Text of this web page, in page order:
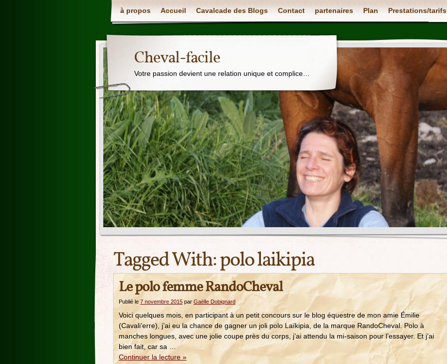
à propos Accueil Cavalcade des Blogs Contact partenaires Plan Prestations/tarifs
Cheval-facile
Votre passion devient une relation unique et complice…
Tagged With:polo laikipia
Le polo femme RandoCheval
Publié le 7 novembre 2015 par Gaëlle Dobignard
Voici quelques mois, en participant à un petit concours sur le blog équestre de mon amie Émilie
(Cavali’erre), j’ai eu la chance de gagner un joli polo Laïkipia, de la marque RandoCheval. Polo à
manches longues, avec une jolie coupe près du corps, j’ai attendu la mi-saison pour l’essayer. Et j’ai
bien fait, car sa …
Continuer la lecture »